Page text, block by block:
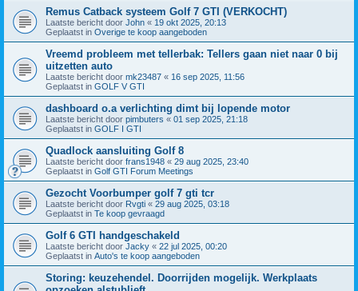
Remus Catback systeem Golf 7 GTI (VERKOCHT)
Laatste bericht door John « 19 okt 2025, 20:13
Geplaatst in Overige te koop aangeboden
Vreemd probleem met tellerbak: Tellers gaan niet naar 0 bij
uitzetten auto
Laatste bericht door mk23487 « 16 sep 2025, 11:56
Geplaatst in GOLF V GTI
dashboard o.a verlichting dimt bij lopende motor
Laatste bericht door pimbuters « 01 sep 2025, 21:18
Geplaatst in GOLF I GTI
Quadlock aansluiting Golf 8
Laatste bericht door frans1948 « 29 aug 2025, 23:40
Geplaatst in Golf GTI Forum Meetings
Gezocht Voorbumper golf 7 gti tcr
Laatste bericht door Rvgti « 29 aug 2025, 03:18
Geplaatst in Te koop gevraagd
Golf 6 GTI handgeschakeld
Laatste bericht door Jacky « 22 jul 2025, 00:20
Geplaatst in Auto's te koop aangeboden
Storing: keuzehendel. Doorrijden mogelijk. Werkplaats